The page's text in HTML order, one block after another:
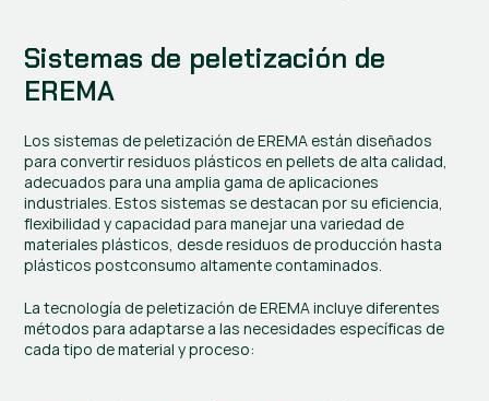
Sistemas de peletización de
EREMA
Los sistemas de peletización de EREMA están diseñados
para convertir residuos plásticos en pellets de alta calidad,
adecuados para una amplia gama de aplicaciones
industriales. Estos sistemas se destacan por su eficiencia,
flexibilidad y capacidad para manejar una variedad de
materiales plásticos, desde residuos de producción hasta
plásticos postconsumo altamente contaminados.
La tecnología de peletización de EREMA incluye diferentes
métodos para adaptarse a las necesidades específicas de
cada tipo de material y proceso: